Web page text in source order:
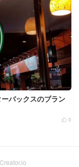
バックスのブラン
 0